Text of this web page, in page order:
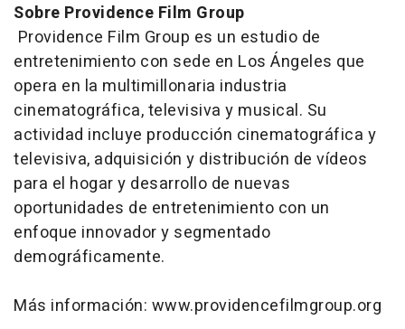
Sobre Providence Film Group
Providence Film Group es un estudio de
entretenimiento con sede en Los Ángeles que
opera en la multimillonaria industria
cinematográfica, televisiva y musical. Su
actividad incluye producción cinematográfica y
televisiva, adquisición y distribución de vídeos
para el hogar y desarrollo de nuevas
oportunidades de entretenimiento con un
enfoque innovador y segmentado
demográficamente.
Más información: www.providencefilmgroup.org